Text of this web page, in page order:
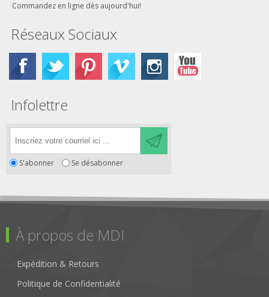
Commandez en ligne dès aujourd'hui!
Réseaux Sociaux
Infolettre
S'abonner Se désabonner
À propos de MDI
Expédition & Retours
Politique de Confidentialité